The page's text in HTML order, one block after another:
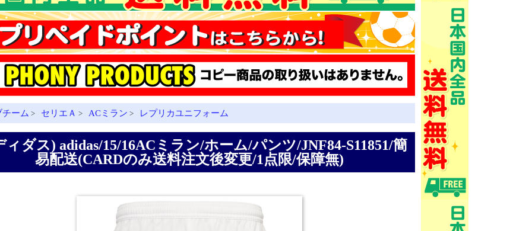
ーム > セリエＡ > ACミラン > レプリカユニフォーム
ィダス) adidas/15/16ACミラン/ホーム/パンツ/JNF84-S11851/簡
易配送(CARDのみ送料注文後変更/1点限/保障無)